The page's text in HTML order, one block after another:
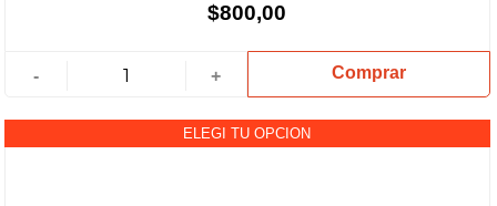
$800,00
- + Comprar
ELEGI TU OPCION